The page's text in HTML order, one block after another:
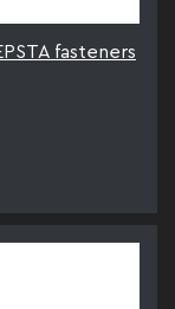
fasteners